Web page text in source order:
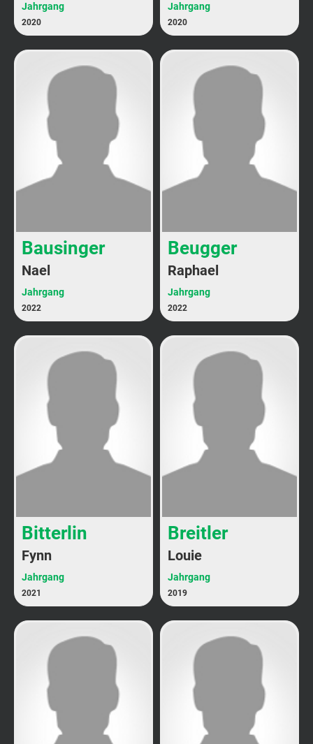
Jahrgang
2020
Jahrgang
2020
Bausinger
Nael
Jahrgang
2022
Beugger
Raphael
Jahrgang
2022
Bitterlin
Fynn
Jahrgang
2021
Breitler
Louie
Jahrgang
2019